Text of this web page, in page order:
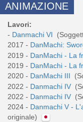
ANIMAZIONE
Lavori:
- Danmachi VI
2017 - DanMachi:
2019 - DanMachi - La
2019 - DanMachi - La
2020 - DanMachi III
2022 - Danmachi IV
2022 - Danmachi IV
2024 - Danmachi V -
originale)